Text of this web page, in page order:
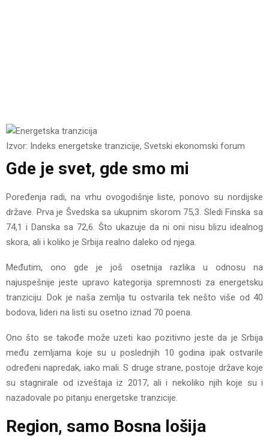
Izvor: Indeks energetske tranzicije, Svetski ekonomski forum
Gde je svet, gde smo mi
Poređenja radi, na vrhu ovogodišnje liste, ponovo su nordijske
države. Prva je Švedska sa ukupnim skorom 75,3. Sledi Finska sa
74,1 i Danska sa 72,6. Što ukazuje da ni oni nisu blizu idealnog
skora, ali i koliko je Srbija realno daleko od njega.
Međutim, ono gde je još osetnija razlika u odnosu na
najuspešnije jeste upravo kategorija spremnosti za energetsku
tranziciju. Dok je naša zemlja tu ostvarila tek nešto više od 40
bodova, lideri na listi su osetno iznad 70 poena.
Ono što se takođe može uzeti kao pozitivno jeste da je Srbija
među zemljama koje su u poslednjih 10 godina ipak ostvarile
određeni napredak, iako mali. S druge strane, postoje države koje
su stagnirale od izveštaja iz 2017, ali i nekoliko njih koje su i
nazadovale po pitanju energetske tranzicije.
Region, samo Bosna lošija